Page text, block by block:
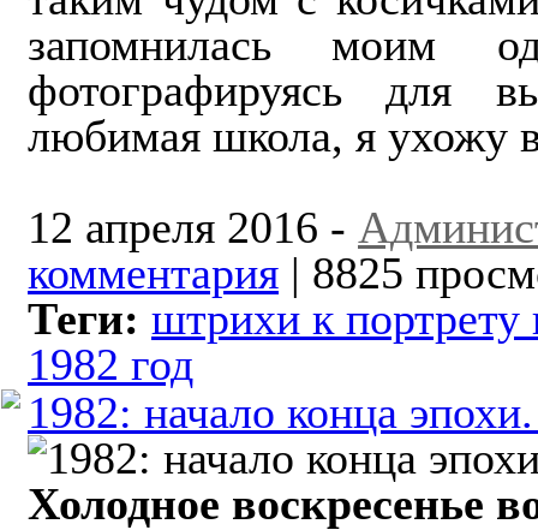
запомнилась моим
фотографируясь для
любимая школа, я ухожу
12 апреля 2016 -
комментария | 8825
Теги: штрихи к портрету
1982 год
1982: начало конца
Холодное воскресенье